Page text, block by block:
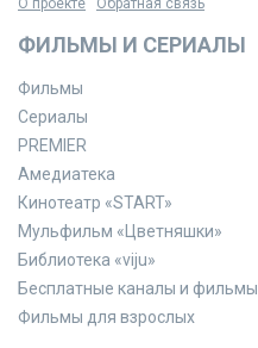
О проекте
Обратная связь
ФИЛЬМЫ И СЕРИАЛЫ
Фильмы
Сериалы
PREMIER
Амедиатека
Кинотеатр «START»
Мульфильм «Цветняшки»
Библиотека «viju»
Бесплатные каналы и фильмы
Фильмы для взрослых